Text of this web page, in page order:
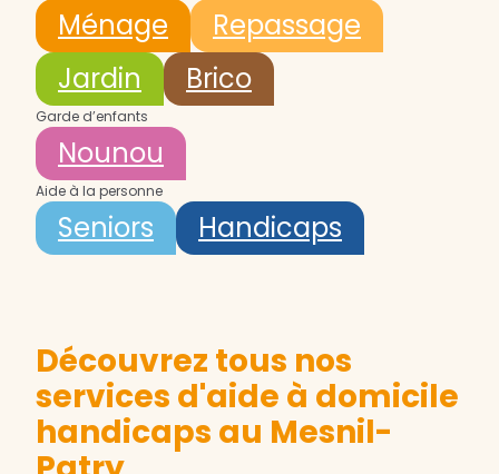
Ménage
Repassage
Jardin
Brico
Garde d’enfants
Nounou
Aide à la personne
Seniors Handicaps
Découvrez tous nos
services d'aide à domicile
handicaps au Mesnil-